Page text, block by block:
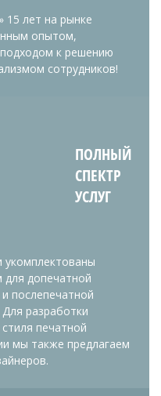
15 лет на рынке
опытом,
к решению
сотрудников!
ПОЛНЫЙ
СПЕКТР
УСЛУГ
допечатной
послепечатной
разработки
печатной
мы также предлагаем